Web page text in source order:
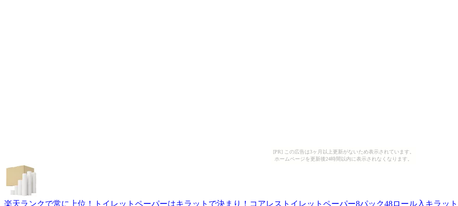
[PR] この広告は3ヶ月以上更新がないため表示されています。
ホームページを更新後24時間以内に表示されなくなります。
楽天ランクで常に上位！トイレットペーパーはキラットで決まり！コアレストイレットペーパー8パック48ロール入キラッ